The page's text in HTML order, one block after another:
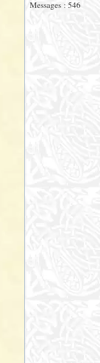
Messages : 546